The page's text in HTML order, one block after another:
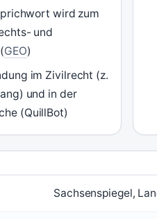
wird zum
und
GEO)
im Zivilrecht (z.
und in der
(QuillBot)
Sachsenspiegel,